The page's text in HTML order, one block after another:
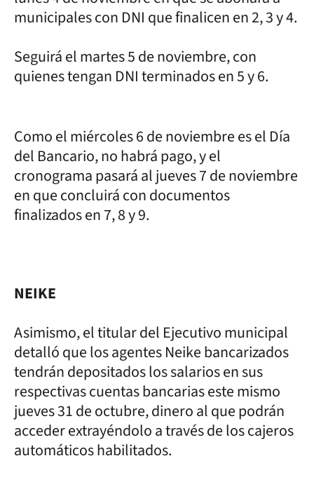
municipales con DNI que finalicen en 2, 3 y 4.
Seguirá el martes 5 de noviembre, con
quienes tengan DNI terminados en 5 y 6.
Como el miércoles 6 de noviembre es el Día
del Bancario, no habrá pago, y el
cronograma pasará al jueves 7 de noviembre
en que concluirá con documentos
finalizados en 7, 8 y 9.
NEIKE
Asimismo, el titular del Ejecutivo municipal
detalló que los agentes Neike bancarizados
tendrán depositados los salarios en sus
respectivas cuentas bancarias este mismo
jueves 31 de octubre, dinero al que podrán
acceder extrayéndolo a través de los cajeros
automáticos habilitados.